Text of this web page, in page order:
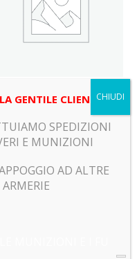
– MONTREAL –
Canna 74 – Calibro 12
Call For Price
(TV) - Piazza
GENTILE CLIENTELA
SPEDIZIONI
E MUNIZIONI
AD ALTRE
ARMERIE